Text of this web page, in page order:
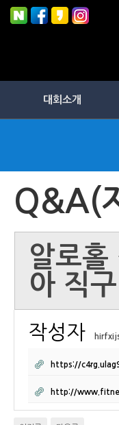
대회소개
Q&A(
알로
아 직
작성자
https://
http://